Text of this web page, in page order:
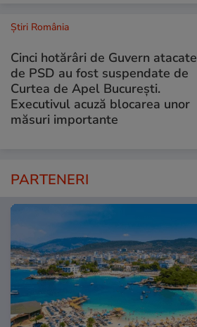
Știri România
Cinci hotărâri de Guvern atacate
de PSD au fost suspendate de
Curtea de Apel București.
Executivul acuză blocarea unor
măsuri importante
PARTENERI